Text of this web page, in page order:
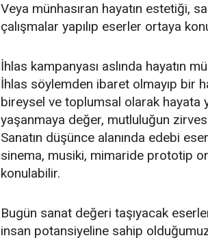
Veya münhasıran hayatın estetiği,
çalışmalar yapılıp eserler ortaya
İhlas kampanyası aslında hayatın
İhlas söylemden ibaret olmayıp bir
bireysel ve toplumsal olarak hayata
yaşanmaya değer, mutluluğun
Sanatın düşünce alanında edebi
sinema, musiki, mimaride prototip
konulabilir.
Bugün sanat değeri taşıyacak
insan potansiyeline sahip